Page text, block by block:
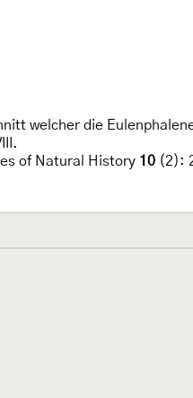
welcher die
of Natural History 10 (2):